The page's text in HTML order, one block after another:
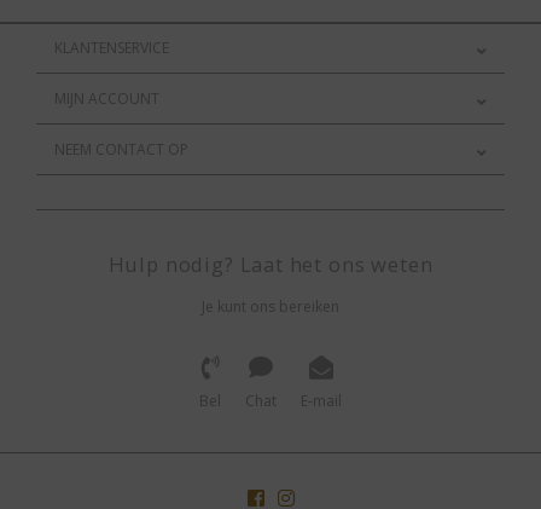
KLANTENSERVICE
MIJN ACCOUNT
NEEM CONTACT OP
Hulp nodig? Laat het ons weten
Je kunt ons bereiken
Bel Chat E-mail